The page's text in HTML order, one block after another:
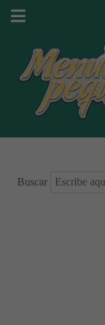
Buscar